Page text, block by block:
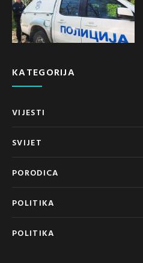
KATEGORIJA
VIJESTI
SVIJET
PORODICA
POLITIKA
POLITIKA